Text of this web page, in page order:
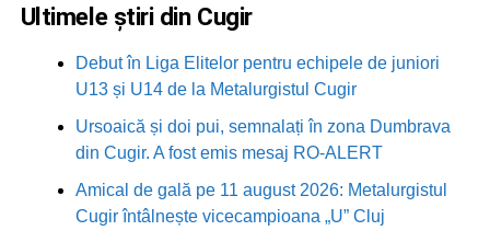
Ultimele știri din Cugir
Debut în Liga Elitelor pentru echipele de juniori
U13 și U14 de la Metalurgistul Cugir
Ursoaică și doi pui, semnalați în zona Dumbrava
din Cugir. A fost emis mesaj RO-ALERT
Amical de gală pe 11 august 2026: Metalurgistul
Cugir întâlnește vicecampioana „U” Cluj